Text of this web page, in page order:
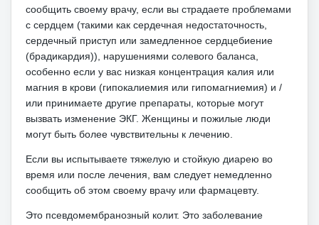
сообщить своему врачу, если вы страдаете проблемами
с сердцем (такими как сердечная недостаточность,
сердечный приступ или замедленное сердцебиение
(брадикардия)), нарушениями солевого баланса,
особенно если у вас низкая концентрация калия или
магния в крови (гипокалиемия или гипомагниемия) и /
или принимаете другие препараты, которые могут
вызвать изменение ЭКГ. Женщины и пожилые люди
могут быть более чувствительны к лечению.
Если вы испытываете тяжелую и стойкую диарею во
время или после лечения, вам следует немедленно
сообщить об этом своему врачу или фармацевту.
Это псевдомембранозный колит. Это заболевание